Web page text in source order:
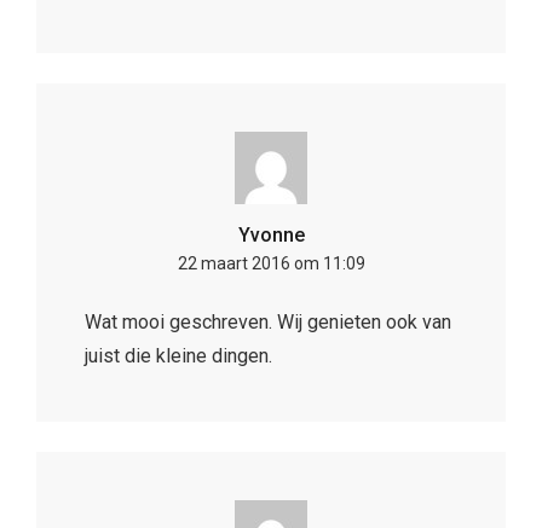
Yvonne
22 maart 2016 om 11:09
Wat mooi geschreven. Wij genieten ook van
juist die kleine dingen.